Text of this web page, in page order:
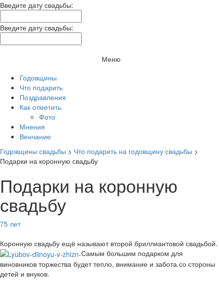
Введите дату свадьбы:
Введите дату свадьбы:
Меню
Годовщины
Что подарить
Поздравления
Как отметить
Фото
Мнения
Венчание
Годовщины свадьбы > Что подарить на годовщину свадьбы >
Подарки на коронную свадьбу
Подарки на коронную
свадьбу
75 лет
Коронную свадьбу ещё называют второй бриллиантовой свадьбой.
Самым большим подарком для
виновников торжества будет тепло, внимание и забота со стороны
детей и внуков.